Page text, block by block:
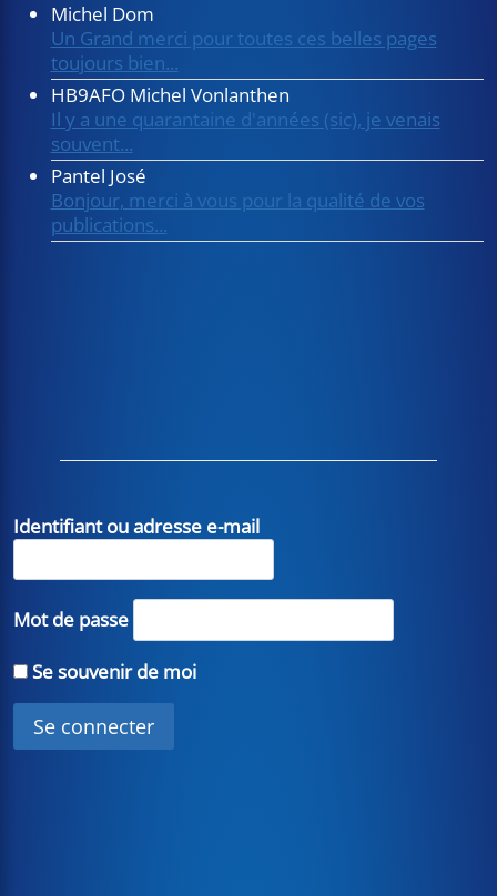
Michel Dom
Un Grand merci pour toutes ces belles pages
toujours bien...
HB9AFO Michel Vonlanthen
Il y a une quarantaine d'années (sic), je venais
souvent...
Pantel José
Bonjour, merci à vous pour la qualité de vos
publications...
Identifiant ou adresse e-mail
Mot de passe
Se souvenir de moi